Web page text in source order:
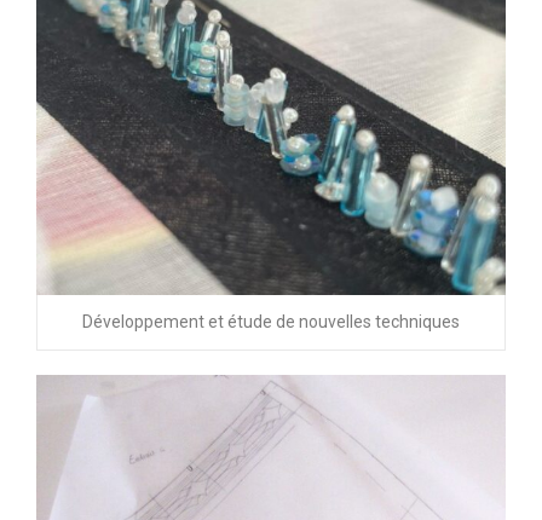
Développement et étude de nouvelles techniques